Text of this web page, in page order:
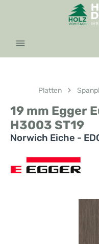
Zum Hauptinhalt springen
Platten
19 mm Egger
H3003 ST19
Norwich Eiche -